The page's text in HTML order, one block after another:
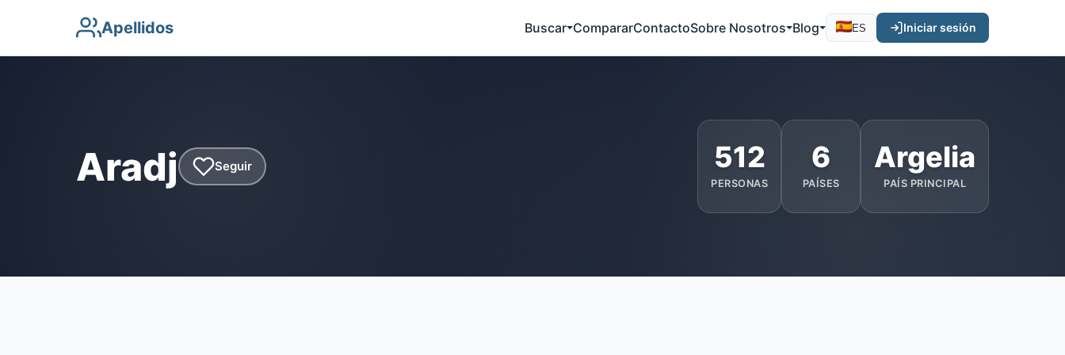
Apellidos Buscar CompararContactoSobre Nosotros Blog ES Iniciar sesión
Aradj Seguir 512
PERSONAS
6
PAÍSES
Argelia
PAÍS PRINCIPAL